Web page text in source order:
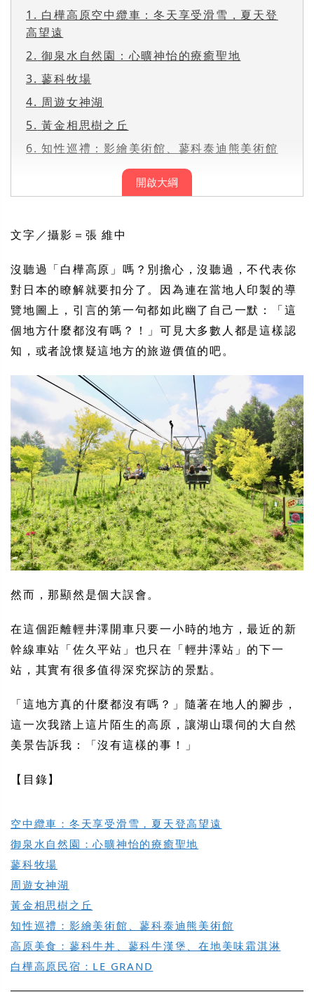
開啟大綱
1. 白樺高原空中纜車：冬天享受滑雪，夏天登
高望遠
2. 御泉水自然園：心曠神怡的療癒聖地
3. 蓼科牧場
4. 周遊女神湖
5. 黃金相思樹之丘
6. 知性巡禮：影繪美術館、蓼科泰迪熊美術館
文字／攝影＝張 維中
沒聽過「白樺高原」嗎？別擔心，沒聽過，不代表你
對日本的瞭解就要扣分了。因為連在當地人印製的導
覽地圖上，引言的第一句都如此幽了自己一默：「這
個地方什麼都沒有嗎？！」可見大多數人都是這樣認
知，或者說懷疑這地方的旅遊價值的吧。
然而，那顯然是個大誤會。
在這個距離輕井澤開車只要一小時的地方，最近的新
幹線車站「佐久平站」也只在「輕井澤站」的下一
站，其實有很多值得深究探訪的景點。
「這地方真的什麼都沒有嗎？」隨著在地人的腳步，
這一次我踏上這片陌生的高原，讓湖山環伺的大自然
美景告訴我：「沒有這樣的事！」
【目錄】
空中纜車：冬天享受滑雪，夏天登高望遠
御泉水自然園：心曠神怡的療癒聖地
蓼科牧場
周遊女神湖
黃金相思樹之丘
知性巡禮：影繪美術館、蓼科泰迪熊美術館
高原美食：蓼科牛丼、蓼科牛漢堡、在地美味霜淇淋
白樺高原民宿：LE GRAND